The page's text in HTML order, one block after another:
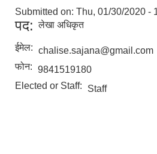
Submitted on: Thu, 01/30/2020 -
पद: लेखा अधिकृत
ईमेल: chalise.sajana@gmail.com
फोन: 9841519180
Elected or Staff:
Staff